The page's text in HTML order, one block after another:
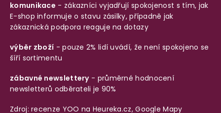
komunikace - zákazníci vyjadřují spokojenost s tím, jak
E-shop informuje o stavu zásilky, případně jak
zákaznická podpora reaguje na dotazy
výběr zboží - pouze 2% lidí uvádí, že není spokojeno se
šíří sortimentu
zábavné newslettery- průměrné hodnocení
newsletterů odběrateli je 90%
Zdroj: recenze YOO na Heureka.cz,Google Mapy